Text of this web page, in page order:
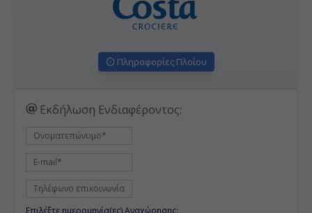
Πληροφορίες Πλοίου
Εκδήλωση Ενδιαφέροντος:
Επιλέξτε ημερομηνία(ες) Αναχώρησης: